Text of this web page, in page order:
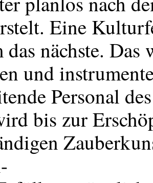
Eine
nächste.
und
Personal
bis zur